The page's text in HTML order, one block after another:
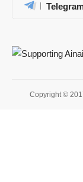
Copyright ©